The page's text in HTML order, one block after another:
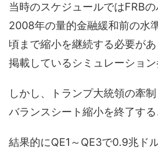
当時のスケジュールではFRB
2008年の量的金融緩和前の水
頃まで縮小を継続する必要が
掲載しているシミュレーション
しかし、トランプ大統領の牽
バランスシート縮小を終了する
結果的にQE1～QE3で0.9兆ド